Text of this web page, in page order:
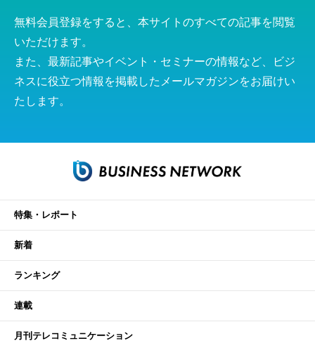
無料会員登録をすると、本サイトのすべての記事を閲覧
いただけます。
また、最新記事やイベント・セミナーの情報など、ビジ
ネスに役立つ情報を掲載したメールマガジンをお届けい
たします。
特集・レポート
新着
ランキング
連載
月刊テレコミュニケーション